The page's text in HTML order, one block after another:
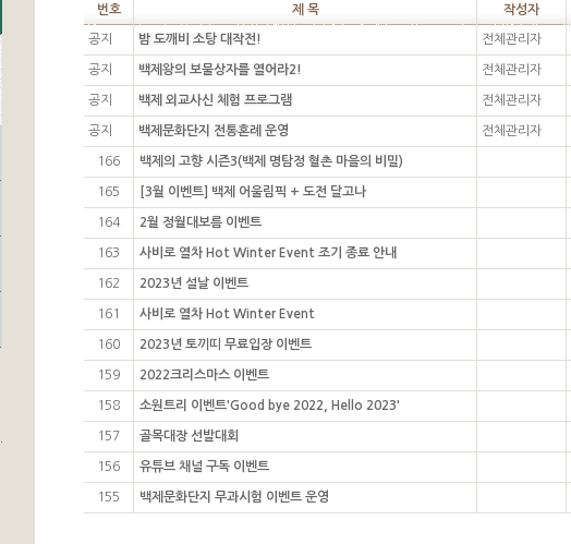
번호 제 목 작성자
공지 밤 도깨비 소탕 대작전! 전체관리자
공지 백제왕의 보물상자를 열어라2! 전체관리자
공지 백제 외교사신 체험 프로그램 전체관리자
공지 백제문화단지 전통혼례 운영 전체관리자
166 백제의 고향 시즌3(백제 명탐정 혈촌 마을의 비밀)
165 [3월 이벤트] 백제 어울림픽 + 도전 달고나
164 2월 정월대보름 이벤트
163 사비로 열차 Hot Winter Event 조기 종료 안내
162 2023년 설날 이벤트
161 사비로 열차 Hot Winter Event
160 2023년 토끼띠 무료입장 이벤트
159 2022크리스마스 이벤트
158 소원트리 이벤트'Good bye 2022, Hello 2023'
157 골목대장 선발대회
156 유튜브 채널 구독 이벤트
155 백제문화단지 무과시험 이벤트 운영